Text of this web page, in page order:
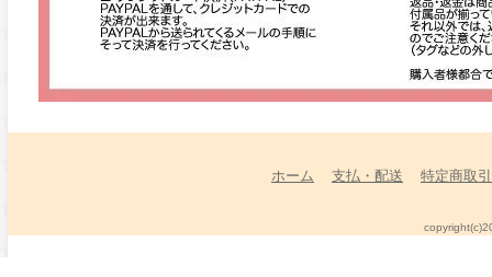
ホーム 支払・配送 特定商取